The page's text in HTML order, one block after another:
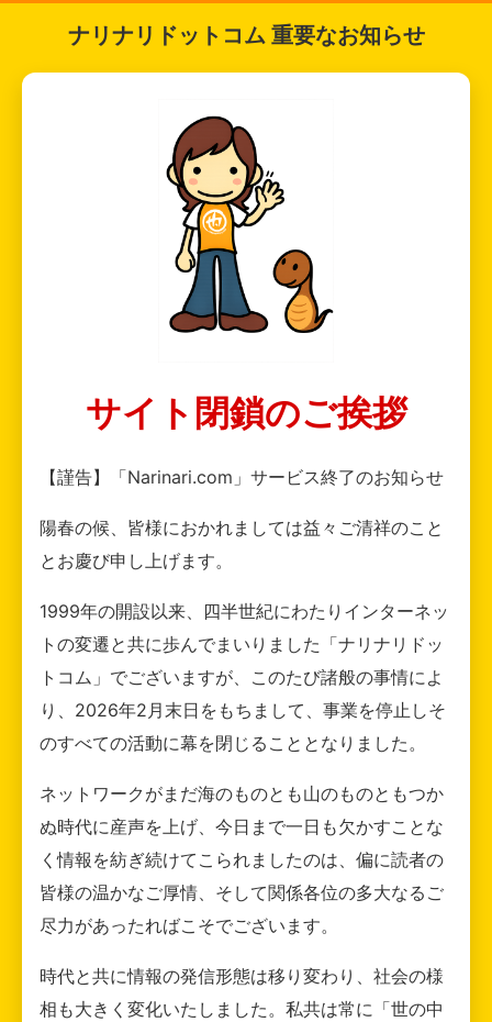
ナリナリドットコム 重要なお知らせ
サイト閉鎖のご挨拶
【謹告】「Narinari.com」サービス終了のお知らせ
陽春の候、皆様におかれましては益々ご清祥のこと
とお慶び申し上げます。
1999年の開設以来、四半世紀にわたりインターネッ
トの変遷と共に歩んでまいりました「ナリナリドッ
トコム」でございますが、このたび諸般の事情によ
り、2026年2月末日をもちまして、事業を停止しそ
のすべての活動に幕を閉じることとなりました。
ネットワークがまだ海のものとも山のものともつか
ぬ時代に産声を上げ、今日まで一日も欠かすことな
く情報を紡ぎ続けてこられましたのは、偏に読者の
皆様の温かなご厚情、そして関係各位の多大なるご
尽力があったればこそでございます。
時代と共に情報の発信形態は移り変わり、社会の様
相も大きく変化いたしました。私共は常に「世の中